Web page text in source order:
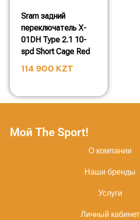
Sram задний
переключатель X-
01DH Type 2.1 10-
spd Short Cage Red
114 900 KZT
Мой The Sport!
О компании
Наши бренды
Услуги
Личный кабинет